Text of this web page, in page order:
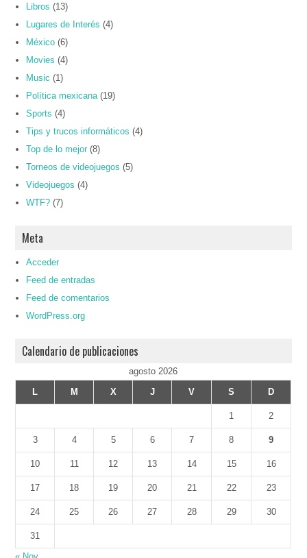
Libros (13)
Lugares de Interés (4)
México (6)
Movies (4)
Music (1)
Política mexicana (19)
Sports (4)
Tips y trucos informáticos (4)
Top de lo mejor (8)
Torneos de videojuegos (5)
Videojuegos (4)
WTF? (7)
Meta
Acceder
Feed de entradas
Feed de comentarios
WordPress.org
Calendario de publicaciones
agosto 2026
L
M X J V S D
1 2
3 4 5 6 7 8 9
10 11 12 13 14 15 16
17 18 19 20 21 22 23
24 25 26 27 28 29 30
31